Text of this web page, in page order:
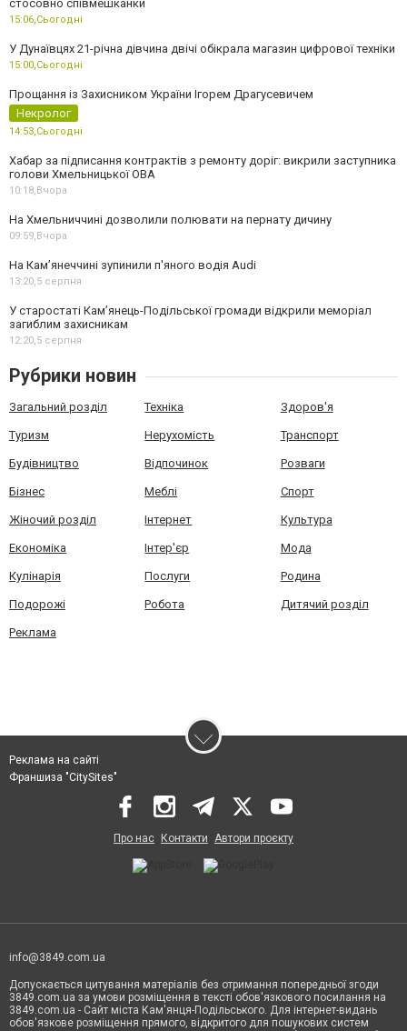
стосовно співмешканки
15:06,Сьогодні
У Дунаївцях 21-річна дівчина двічі обікрала магазин цифрової техніки
15:00,Сьогодні
Прощання із Захисником України Ігорем Драгусевичем
Некролог
14:53,Сьогодні
Хабар за підписання контрактів з ремонту доріг: викрили заступника
голови Хмельницької ОВА
10:18,Вчора
На Хмельниччині дозволили полювати на пернату дичину
09:59,Вчора
На Камʼянеччині зупинили п'яного водія Audi
13:20,5 серпня
У старостаті Кам’янець-Подільської громади відкрили меморіал
загиблим захисникам
12:20,5 серпня
Рубрики новин
Загальний розділ Техніка Здоров'я
Туризм Нерухомість Транспорт
Будівництво Відпочинок Розваги
Бізнес Меблі Спорт
Жіночий розділ Інтернет Культура
Економіка Інтер'єр Мода
Кулінарія Послуги Родина
Подорожі Робота Дитячий розділ
Реклама
Реклама на сайті
Франшиза "CitySites"
Про нас Контакти Автори проєкту
info@3849.com.ua
Допускається цитування матеріалів без отримання попередньої згоди
3849.com.ua за умови розміщення в тексті обов'язкового посилання на
3849.com.ua - Сайт міста Кам'янця-Подільського. Для інтернет-видань
обов'язкове розміщення прямого, відкритого для пошукових систем